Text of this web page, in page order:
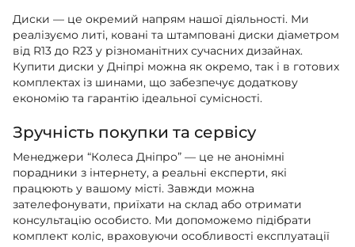
Диски — це окремий напрям нашої діяльності. Ми
реалізуємо литі, ковані та штамповані диски діаметром
від R13 до R23 у різноманітних сучасних дизайнах.
Купити диски у Дніпрі можна як окремо, так і в готових
комплектах із шинами, що забезпечує додаткову
економію та гарантію ідеальної сумісності.
Зручність покупки та сервісу
Менеджери “Колеса Дніпро” — це не анонімні
порадники з інтернету, а реальні експерти, які
працюють у вашому місті. Завжди можна
зателефонувати, приїхати на склад або отримати
консультацію особисто. Ми допоможемо підібрати
комплект коліс, враховуючи особливості експлуатації